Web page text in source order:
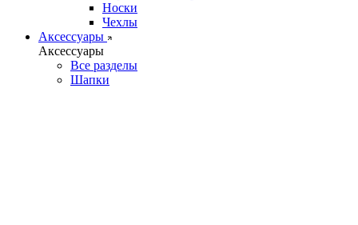
Носки
Чехлы
Аксессуары
Аксессуары
Все разделы
Шапки